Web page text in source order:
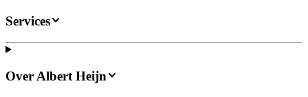
Services
Over Albert Heijn